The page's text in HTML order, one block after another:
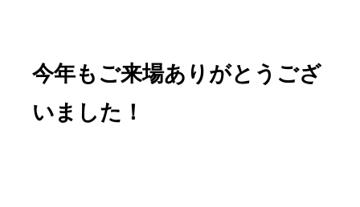
今年もご来場ありがとうござ
いました！